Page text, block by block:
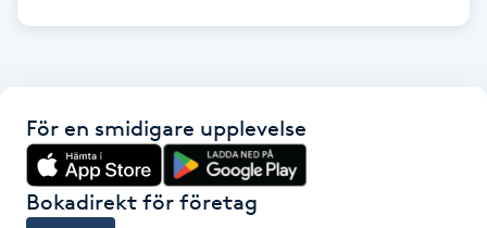
Kosmetisk tatuering
Kostrådgivning
För en smidigare upplevelse
Bokadirekt för företag